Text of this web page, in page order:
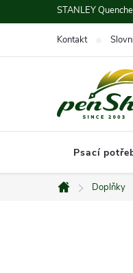
na
STANLEY
Kontakt
Psací
Domů
Doplňky